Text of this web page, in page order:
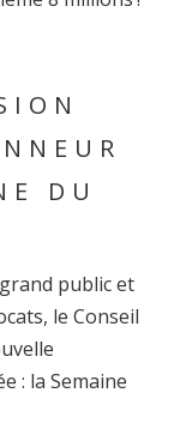
DU
public et
le Conseil
: la Semaine